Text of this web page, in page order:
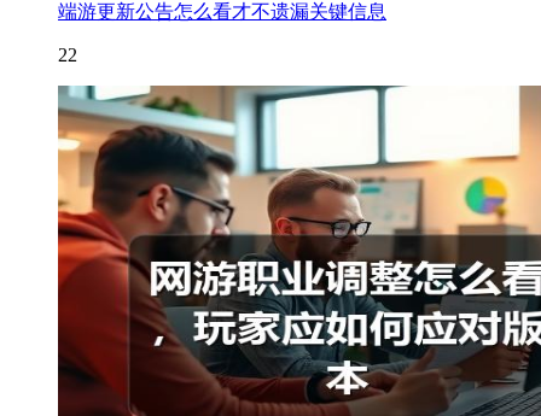
端游更新公告怎么看才不遗漏关键信息
22